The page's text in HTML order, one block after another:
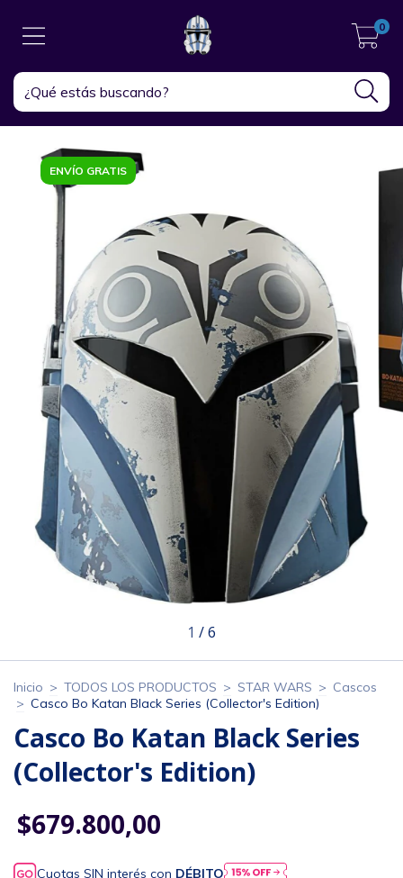
0
ENVÍO GRATIS
1 /6
Inicio > TODOS LOS PRODUCTOS > STAR WARS > Cascos
> Casco Bo Katan Black Series (Collector's Edition)
Casco Bo Katan Black Series
(Collector's Edition)
$679.800,00
Cuotas SIN interés con DÉBITO